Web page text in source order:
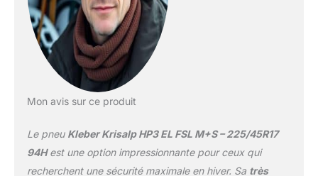
Mon avis sur ce produit
Le pneu Kleber Krisalp HP3 EL FSL M+S – 225/45R17
94Hest une option impressionnante pour ceux qui
recherchent une sécurité maximale en hiver. Sa très